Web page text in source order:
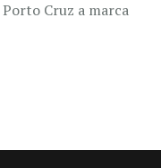
Cruz a marca